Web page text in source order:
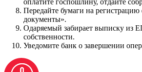
оплатите госпошлину, отдайте
Передайте бумаги на
документы».
Одаряемый забирает выписку из
собственности.
Уведомите банк о завершении